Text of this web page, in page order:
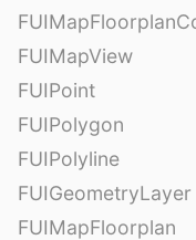
FUIMapView
FUIPoint
FUIPolygon
FUIPolyline
FUIGeometryLayer
FUIMapFloorplan